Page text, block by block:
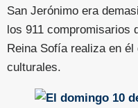
San Jerónimo era
los 911 compromisarios
Reina Sofía realiza en
culturales.